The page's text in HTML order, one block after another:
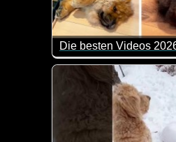
Die besten Videos
Eine tolle